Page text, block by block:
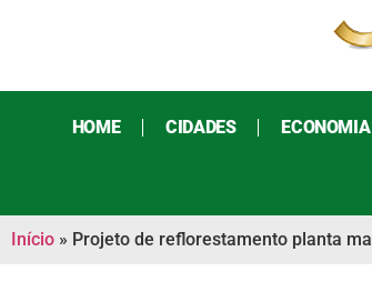
HOME CIDADES ECONOMIA
Início » Projeto de reflorestamento planta